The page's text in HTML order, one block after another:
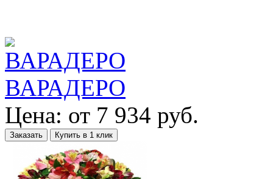
ВАРАДЕРО
Цена: от 7 934 руб.
Заказать Купить в 1 клик